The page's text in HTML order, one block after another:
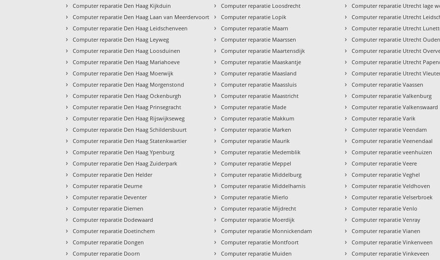
› Computer reparatie Den Haag Kijkduin
› Computer reparatie Den Haag Laan van Meerdervoort
› Computer reparatie Den Haag Leidschenveen
› Computer reparatie Den Haag Leyweg
› Computer reparatie Den Haag Loosduinen
› Computer reparatie Den Haag Mariahoeve
› Computer reparatie Den Haag Moerwijk
› Computer reparatie Den Haag Morgenstond
› Computer reparatie Den Haag Ockenburgh
› Computer reparatie Den Haag Prinsegracht
› Computer reparatie Den Haag Rijswijkseweg
› Computer reparatie Den Haag Schildersbuurt
› Computer reparatie Den Haag Statenkwartier
› Computer reparatie Den Haag Ypenburg
› Computer reparatie Den Haag Zuiderpark
› Computer reparatie Den Helder
› Computer reparatie Deurne
› Computer reparatie Deventer
› Computer reparatie Diemen
› Computer reparatie Dodewaard
› Computer reparatie Doetinchem
› Computer reparatie Dongen
› Computer reparatie Doorn
› Computer reparatie Loosdrecht
› Computer reparatie Lopik
› Computer reparatie Maarn
› Computer reparatie Maarssen
› Computer reparatie Maartensdijk
› Computer reparatie Maaskantje
› Computer reparatie Maasland
› Computer reparatie Maassluis
› Computer reparatie Maastricht
› Computer reparatie Made
› Computer reparatie Makkum
› Computer reparatie Marken
› Computer reparatie Maurik
› Computer reparatie Medemblik
› Computer reparatie Meppel
› Computer reparatie Middelburg
› Computer reparatie Middelharnis
› Computer reparatie Mierlo
› Computer reparatie Mijdrecht
› Computer reparatie Moerdijk
› Computer reparatie Monnickendam
› Computer reparatie Montfoort
› Computer reparatie Muiden
› Computer reparatie Utrecht lage
› Computer reparatie Utrecht
› Computer reparatie Utrecht
› Computer reparatie Utrecht
› Computer reparatie Utrecht
› Computer reparatie Utrecht
› Computer reparatie Utrecht
› Computer reparatie Vaassen
› Computer reparatie Valkenburg
› Computer reparatie Valkenswaard
› Computer reparatie Varik
› Computer reparatie Veendam
› Computer reparatie Veenendaal
› Computer reparatie veenhuizen
› Computer reparatie Veere
› Computer reparatie Veghel
› Computer reparatie Veldhoven
› Computer reparatie Velserbroek
› Computer reparatie Venlo
› Computer reparatie Venray
› Computer reparatie Vianen
› Computer reparatie Vinkenveen
› Computer reparatie Vinkeveen